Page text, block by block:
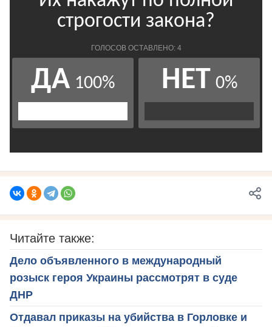
Читайте также:
Дело объявленного в международный
розыск героя Украины рассмотрят в суде
ДНР
Отдавал приказы на убийства в Горловке и